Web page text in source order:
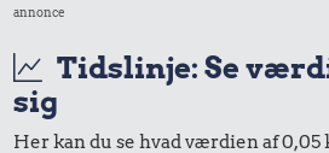
Priser i 2025
annonce
Tidslinje: Se
sig
Her kan du se hvad værdien af 0,05